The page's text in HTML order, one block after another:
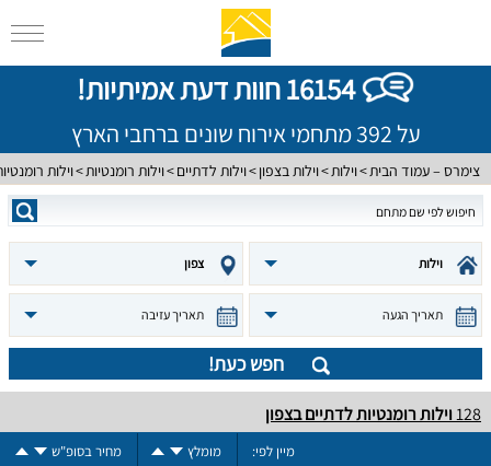
16154 חוות דעת אמיתיות!
על 392 מתחמי אירוח שונים ברחבי הארץ
צימרס – עמוד הבית וילות וילות בצפון וילות לדתיים וילות רומנטיות וילות
וילות צפון
תאריך הגעה תאריך עזיבה
חפש כעת!
128וילות רומנטיות לדתיים בצפון
מיין לפי: מומלץ מחיר בסופ"ש